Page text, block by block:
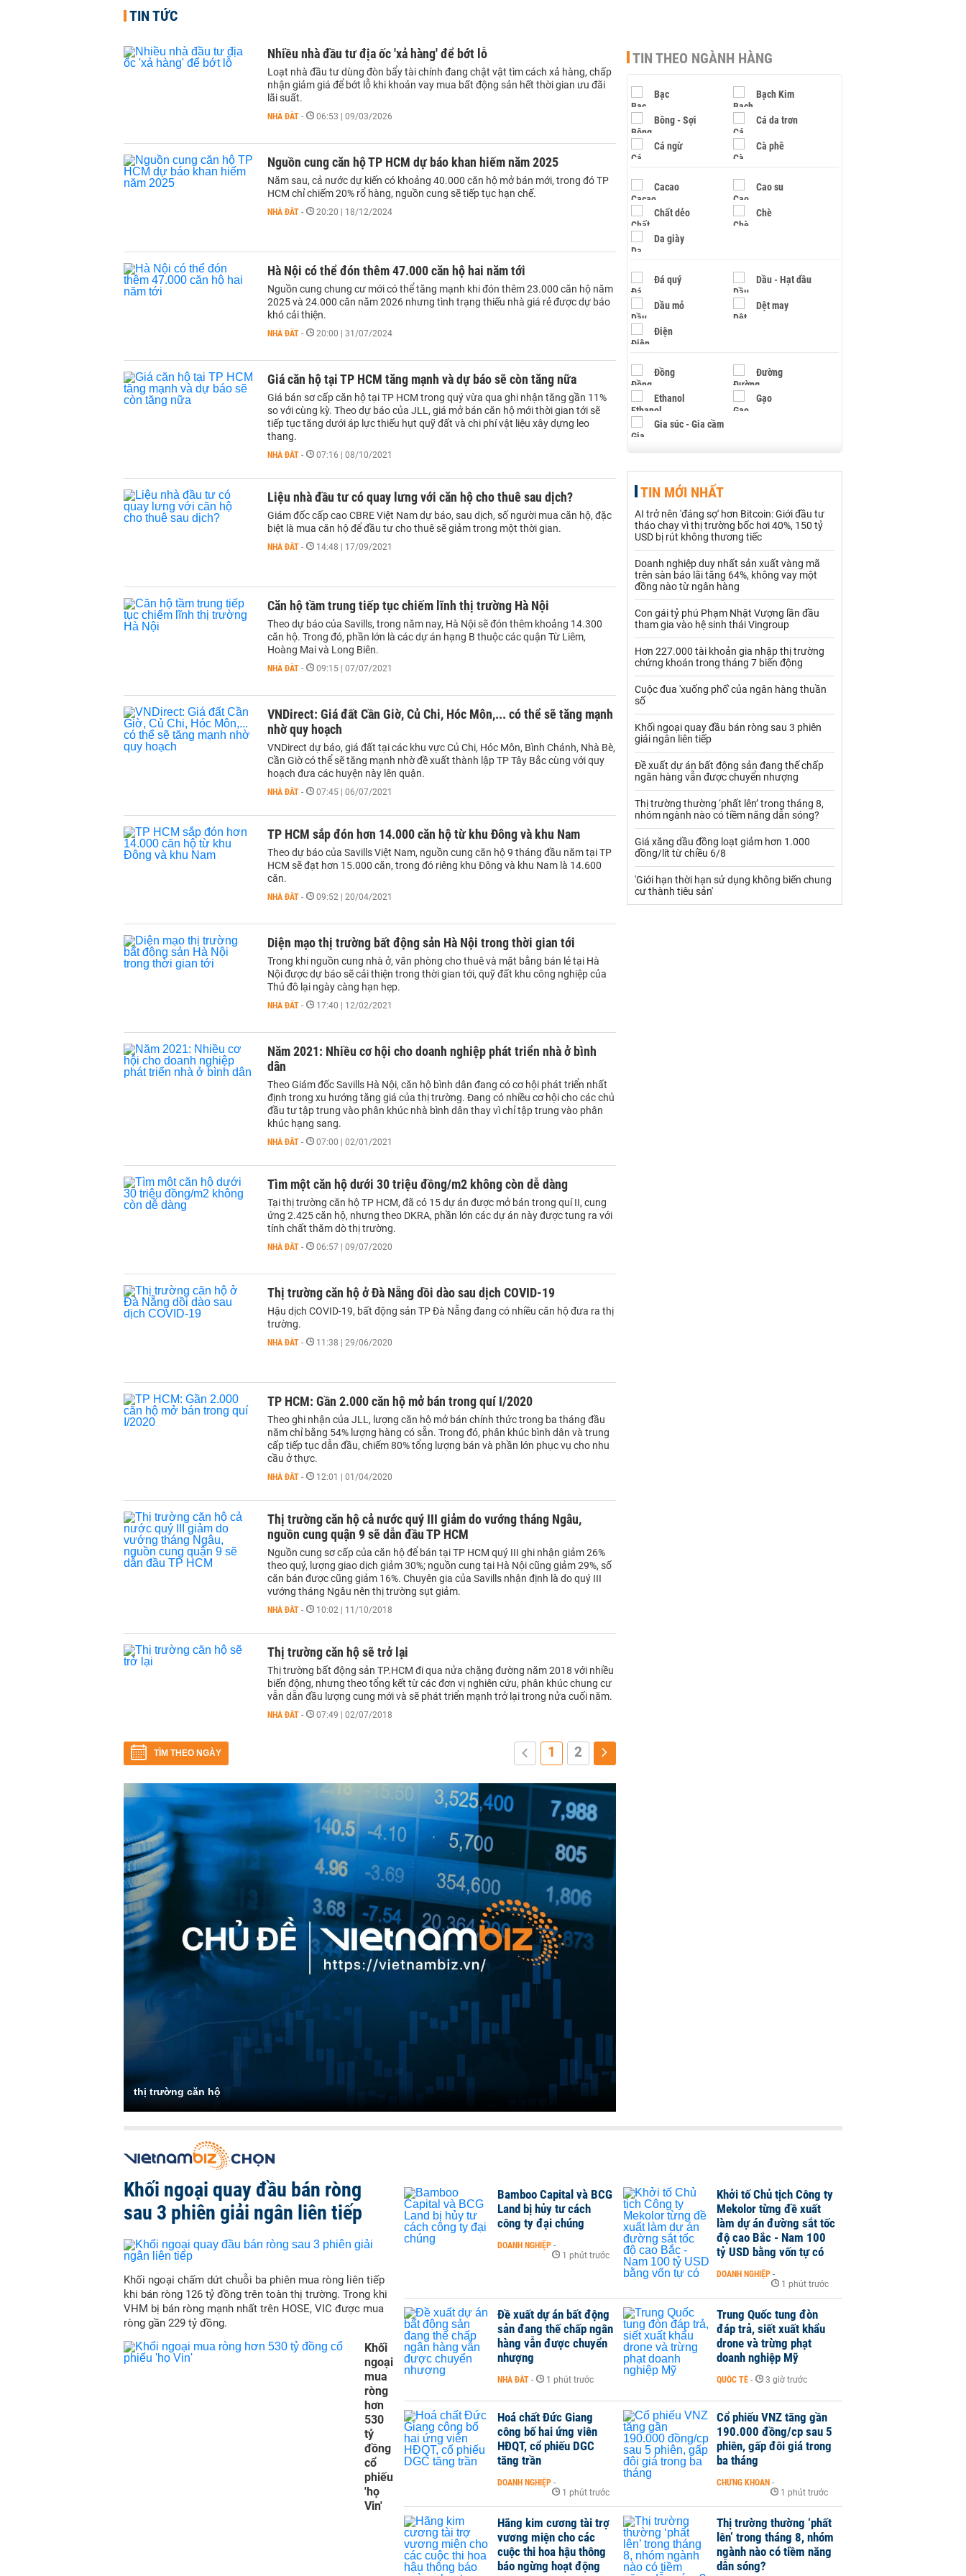
TIN TỨC
Nhiều nhà đầu tư địa ốc 'xả hàng' để bớt lỗ
Loạt nhà đầu tư dùng đòn bẩy tài chính đang chật vật tìm cách xả hàng, chấp
nhận giảm giá để bớt lỗ khi khoản vay mua bất động sản hết thời gian ưu đãi
lãi suất.
NHÀ ĐẤT - 06:53 | 09/03/2026
Nguồn cung căn hộ TP HCM dự báo khan hiếm năm 2025
Năm sau, cả nước dự kiến có khoảng 40.000 căn hộ mở bán mới, trong đó TP
HCM chỉ chiếm 20% rổ hàng, nguồn cung sẽ tiếp tục hạn chế.
NHÀ ĐẤT - 20:20 | 18/12/2024
Hà Nội có thể đón thêm 47.000 căn hộ hai năm tới
Nguồn cung chung cư mới có thể tăng mạnh khi đón thêm 23.000 căn hộ năm
2025 và 24.000 căn năm 2026 nhưng tình trạng thiếu nhà giá rẻ được dự báo
khó cải thiện.
NHÀ ĐẤT - 20:00 | 31/07/2024
Giá căn hộ tại TP HCM tăng mạnh và dự báo sẽ còn tăng nữa
Giá bán sơ cấp căn hộ tại TP HCM trong quý vừa qua ghi nhận tăng gần 11%
so với cùng kỳ. Theo dự báo của JLL, giá mở bán căn hộ mới thời gian tới sẽ
tiếp tục tăng dưới áp lực thiếu hụt quỹ đất và chi phí vật liệu xây dựng leo
thang.
NHÀ ĐẤT - 07:16 | 08/10/2021
Liệu nhà đầu tư có quay lưng với căn hộ cho thuê sau dịch?
Giám đốc cấp cao CBRE Việt Nam dự báo, sau dịch, số người mua căn hộ, đặc
biệt là mua căn hộ để đầu tư cho thuê sẽ giảm trong một thời gian.
NHÀ ĐẤT - 14:48 | 17/09/2021
Căn hộ tầm trung tiếp tục chiếm lĩnh thị trường Hà Nội
Theo dự báo của Savills, trong năm nay, Hà Nội sẽ đón thêm khoảng 14.300
căn hộ. Trong đó, phần lớn là các dự án hạng B thuộc các quận Từ Liêm,
Hoàng Mai và Long Biên.
NHÀ ĐẤT - 09:15 | 07/07/2021
VNDirect: Giá đất Cần Giờ, Củ Chi, Hóc Môn,... có thể sẽ tăng mạnh
nhờ quy hoạch
VNDirect dự báo, giá đất tại các khu vực Củ Chi, Hóc Môn, Bình Chánh, Nhà Bè,
Cần Giờ có thể sẽ tăng mạnh nhờ đề xuất thành lập TP Tây Bắc cùng với quy
hoạch đưa các huyện này lên quận.
NHÀ ĐẤT - 07:45 | 06/07/2021
TP HCM sắp đón hơn 14.000 căn hộ từ khu Đông và khu Nam
Theo dự báo của Savills Việt Nam, nguồn cung căn hộ 9 tháng đầu năm tại TP
HCM sẽ đạt hơn 15.000 căn, trong đó riêng khu Đông và khu Nam là 14.600
căn.
NHÀ ĐẤT - 09:52 | 20/04/2021
Diện mạo thị trường bất động sản Hà Nội trong thời gian tới
Trong khi nguồn cung nhà ở, văn phòng cho thuê và mặt bằng bán lẻ tại Hà
Nội được dự báo sẽ cải thiện trong thời gian tới, quỹ đất khu công nghiệp của
Thủ đô lại ngày càng hạn hẹp.
NHÀ ĐẤT - 17:40 | 12/02/2021
Năm 2021: Nhiều cơ hội cho doanh nghiệp phát triển nhà ở bình
dân
Theo Giám đốc Savills Hà Nội, căn hộ bình dân đang có cơ hội phát triển nhất
định trong xu hướng tăng giá của thị trường. Đang có nhiều cơ hội cho các chủ
đầu tư tập trung vào phân khúc nhà bình dân thay vì chỉ tập trung vào phân
khúc hạng sang.
NHÀ ĐẤT - 07:00 | 02/01/2021
Tìm một căn hộ dưới 30 triệu đồng/m2 không còn dễ dàng
Tại thị trường căn hộ TP HCM, đã có 15 dự án được mở bán trong quí II, cung
ứng 2.425 căn hộ, nhưng theo DKRA, phần lớn các dự án này được tung ra với
tính chất thăm dò thị trường.
NHÀ ĐẤT - 06:57 | 09/07/2020
Thị trường căn hộ ở Đà Nẵng dồi dào sau dịch COVID-19
Hậu dịch COVID-19, bất động sản TP Đà Nẵng đang có nhiều căn hộ đưa ra thị
trường.
NHÀ ĐẤT - 11:38 | 29/06/2020
TP HCM: Gần 2.000 căn hộ mở bán trong quí I/2020
Theo ghi nhận của JLL, lượng căn hộ mở bán chính thức trong ba tháng đầu
năm chỉ bằng 54% lượng hàng có sẵn. Trong đó, phân khúc bình dân và trung
cấp tiếp tục dẫn đầu, chiếm 80% tổng lượng bán và phần lớn phục vụ cho nhu
cầu ở thực.
NHÀ ĐẤT - 12:01 | 01/04/2020
Thị trường căn hộ cả nước quý III giảm do vướng tháng Ngâu,
nguồn cung quận 9 sẽ dẫn đầu TP HCM
Nguồn cung sơ cấp của căn hộ để bán tại TP HCM quý III ghi nhận giảm 26%
theo quý, lượng giao dịch giảm 30%; nguồn cung tại Hà Nội cũng giảm 29%, số
căn bán được cũng giảm 16%. Chuyên gia của Savills nhận định là do quý III
vướng tháng Ngâu nên thị trường sụt giảm.
NHÀ ĐẤT - 10:02 | 11/10/2018
Thị trường căn hộ sẽ trở lại
Thị trường bất động sản TP.HCM đi qua nửa chặng đường năm 2018 với nhiều
biến động, nhưng theo tổng kết từ các đơn vị nghiên cứu, phân khúc chung cư
vẫn dẫn đầu lượng cung mới và sẽ phát triển mạnh trở lại trong nửa cuối năm.
NHÀ ĐẤT - 07:49 | 02/07/2018
TÌM THEO NGÀY 1 2
thị trường căn hộ
TIN THEO NGÀNH HÀNG
Bạc Bạch Kim
Bông - Sợi Cá da trơn
Cá ngừ Cà phê
Cacao Cao su
Chất dẻo Chè
Da giày
Đá quý Dầu - Hạt dầu
Dầu mỏ Dệt may
Điện
Đồng Đường
Ethanol Gạo
Gia súc - Gia cầm
Hạt điều
Khí đốt
Kim loại khác Mắc ca
Muối Ngũ cốc
Nhựa - Hạt nhựa
Palladium Phân bón
Rau - Củ -Quả Sắt thép
Than
Thủy hải sản khác Tôm
VLXD khác Xăng dầu
Xi măng - Clynker
TIN MỚI NHẤT
AI trở nên 'đáng sợ' hơn Bitcoin: Giới đầu tư
tháo chạy vì thị trường bốc hơi 40%, 150 tỷ
USD bị rút không thương tiếc
Doanh nghiệp duy nhất sản xuất vàng mã
trên sàn báo lãi tăng 64%, không vay một
đồng nào từ ngân hàng
Con gái tỷ phú Phạm Nhật Vượng lần đầu
tham gia vào hệ sinh thái Vingroup
Hơn 227.000 tài khoản gia nhập thị trường
chứng khoán trong tháng 7 biến động
Cuộc đua 'xuống phố' của ngân hàng thuần
số
Khối ngoại quay đầu bán ròng sau 3 phiên
giải ngân liên tiếp
Đề xuất dự án bất động sản đang thế chấp
ngân hàng vẫn được chuyển nhượng
Thị trường thường ‘phất lên’ trong tháng 8,
nhóm ngành nào có tiềm năng dẫn sóng?
Giá xăng dầu đồng loạt giảm hơn 1.000
đồng/lít từ chiều 6/8
'Giới hạn thời hạn sử dụng không biến chung
cư thành tiêu sản'
Khối ngoại quay đầu bán ròng
sau 3 phiên giải ngân liên tiếp
Khối ngoại chấm dứt chuỗi ba phiên mua ròng liên tiếp
khi bán ròng 126 tỷ đồng trên toàn thị trường. Trong khi
VHM bị bán ròng mạnh nhất trên HOSE, VIC được mua
ròng gần 229 tỷ đồng.
Khối
ngoại
mua
ròng
hơn
530
tỷ
đồng
cổ
phiếu
'họ
Vin'
Bamboo Capital và BCG
Land bị hủy tư cách
công ty đại chúng
DOANH NGHIỆP -
1 phút trước
Khởi tố Chủ tịch Công ty
Mekolor từng đề xuất
làm dự án đường sắt tốc
độ cao Bắc - Nam 100
tỷ USD bằng vốn tự có
DOANH NGHIỆP -
1 phút trước
Đề xuất dự án bất động
sản đang thế chấp ngân
hàng vẫn được chuyển
nhượng
NHÀ ĐẤT - 1 phút trước
Trung Quốc tung đòn
đáp trả, siết xuất khẩu
drone và trừng phạt
doanh nghiệp Mỹ
QUỐC TẾ - 3 giờ trước
Hoá chất Đức Giang
công bố hai ứng viên
HĐQT, cổ phiếu DGC
tăng trần
DOANH NGHIỆP -
1 phút trước
Cổ phiếu VNZ tăng gần
190.000 đồng/cp sau 5
phiên, gấp đôi giá trong
ba tháng
CHỨNG KHOÁN -
1 phút trước
Hãng kim cương tài trợ
vương miện cho các
cuộc thi hoa hậu thông
báo ngừng hoạt động
Thị trường thường ‘phất
lên’ trong tháng 8, nhóm
ngành nào có tiềm năng
dẫn sóng?